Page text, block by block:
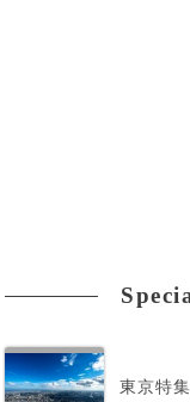
東京特